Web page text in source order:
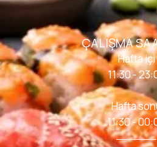
ÇALIŞMA
Hafta içi
11:30 -
Hafta
11:30 -